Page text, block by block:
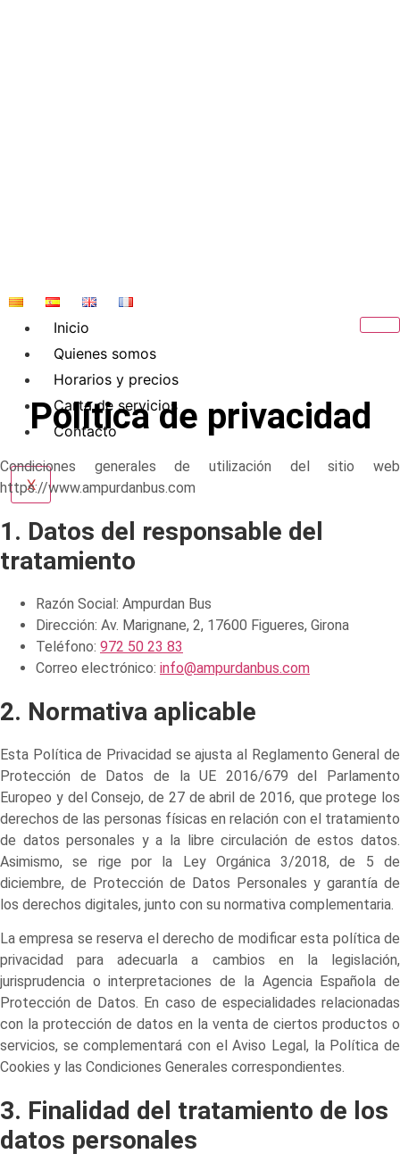
Inicio
Quienes somos
Horarios y precios
Carta de servicios
Contacto
X
Política de privacidad
Condiciones generales de utilización del sitio web
https://www.ampurdanbus.com
1. Datos del responsable del
tratamiento
Razón Social: Ampurdan Bus
Dirección: Av. Marignane, 2, 17600 Figueres, Girona
Teléfono: 972 50 23 83
Correo electrónico: info@ampurdanbus.com
2. Normativa aplicable
Esta Política de Privacidad se ajusta al Reglamento General de
Protección de Datos de la UE 2016/679 del Parlamento
Europeo y del Consejo, de 27 de abril de 2016, que protege los
derechos de las personas físicas en relación con el tratamiento
de datos personales y a la libre circulación de estos datos.
Asimismo, se rige por la Ley Orgánica 3/2018, de 5 de
diciembre, de Protección de Datos Personales y garantía de
los derechos digitales, junto con su normativa complementaria.
La empresa se reserva el derecho de modificar esta política de
privacidad para adecuarla a cambios en la legislación,
jurisprudencia o interpretaciones de la Agencia Española de
Protección de Datos. En caso de especialidades relacionadas
con la protección de datos en la venta de ciertos productos o
servicios, se complementará con el Aviso Legal, la Política de
Cookies y las Condiciones Generales correspondientes.
3. Finalidad del tratamiento de los
datos personales